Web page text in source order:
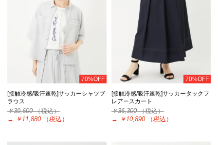
70%OFF
[接触冷感/吸汗速乾]サッカーシャツブ
ラウス
￥39,600（税込）
→
￥11,880 （税込）
70%OFF
[接触冷感/吸汗速乾]サッカータックフ
レアースカート
￥36,300（税込）
→
￥10,890 （税込）